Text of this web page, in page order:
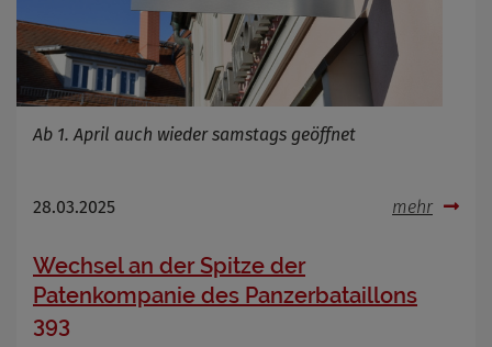
Ab 1. April auch wieder samstags geöffnet
28.03.2025 mehr
Wechsel an der Spitze der
Patenkompanie des Panzerbataillons
393